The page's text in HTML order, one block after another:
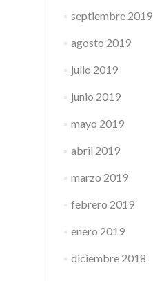
septiembre 2019
agosto 2019
julio 2019
junio 2019
mayo 2019
abril 2019
marzo 2019
febrero 2019
enero 2019
diciembre 2018